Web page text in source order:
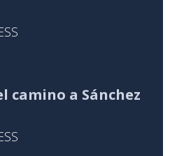
camino a Sánchez